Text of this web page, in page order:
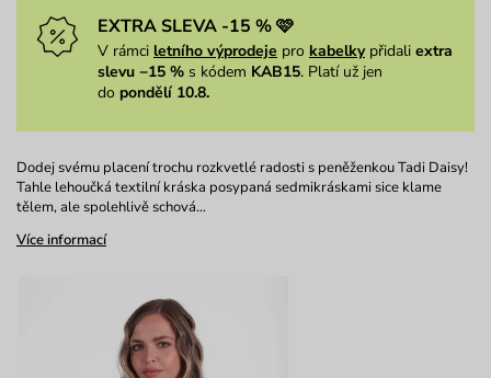
EXTRA SLEVA -15 % 🩷
V rámci letního výprodeje pro kabelkypřidali extra
slevu −15 % s kódem KAB15. Platí už jen
do pondělí 10.8.
Dodej svému placení trochu rozkvetlé radosti s peněženkou Tadi Daisy!
Tahle lehoučká textilní kráska posypaná sedmikráskami sice klame
tělem, ale spolehlivě schová…
Více informací